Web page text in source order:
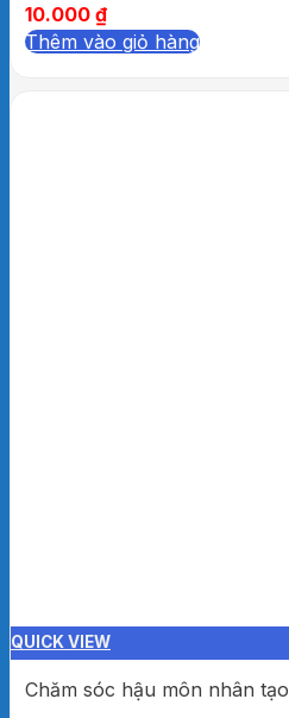
10.000 ₫
Thêm vào giỏ hàng
QUICK VIEW
Chăm sóc hậu môn nhân tạo